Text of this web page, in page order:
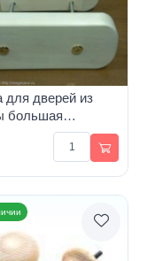
для дверей из
большая